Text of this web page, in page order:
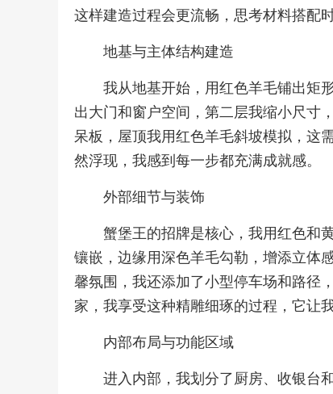
这样建造过程会更流畅，思考材料搭配
地基与主体结构建造
我从地基开始，用红色羊毛铺出矩
出大门和窗户空间，第二层我缩小尺寸
呆板，屋顶我用红色羊毛斜坡模拟，这
然浮现，我感到每一步都充满成就感。
外部细节与装饰
蟹堡王的招牌是核心，我用红色和
镶嵌，边缘用深色羊毛勾勒，增添立体
馨氛围，我还添加了小型停车场和路径
家，我享受这种精雕细琢的过程，它让
内部布局与功能区域
进入内部，我划分了厨房、收银台